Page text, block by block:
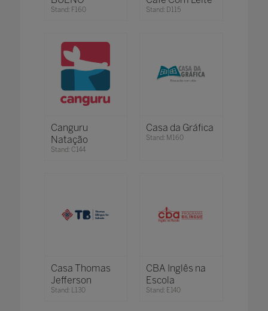
Stand: F160 Stand: D115
Canguru
Natação
Stand: C144
Casa da Gráfica
Stand: M160
Casa Thomas
Jefferson
Stand: L130
CBA Inglês na
Escola
Stand: E140